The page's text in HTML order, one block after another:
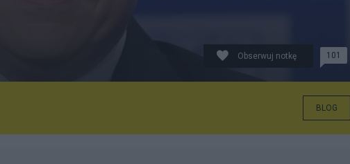
Obserwuj notkę 101
BLOG